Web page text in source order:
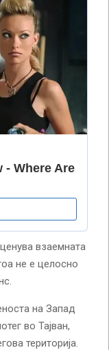
взаемната
не е целосно
на Запад
во Тајван,
територија.